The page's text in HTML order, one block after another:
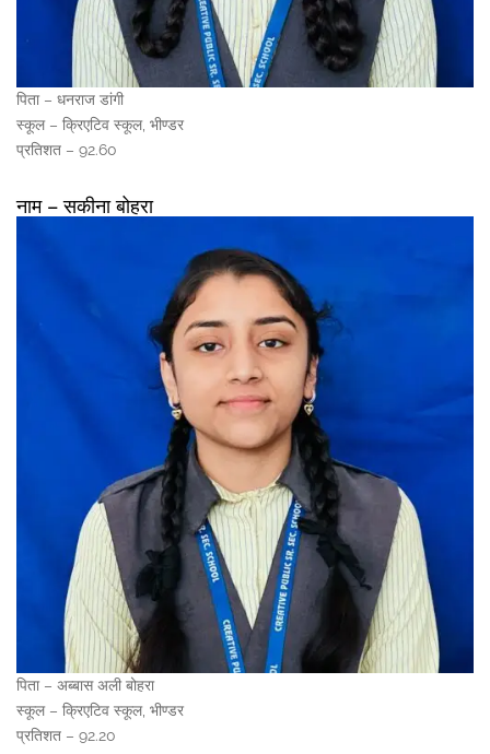
पिता – धनराज डांगी
स्कूल – क्रिएटिव स्कूल, भीण्डर
प्रतिशत – 92.60
नाम – सकीना बोहरा
पिता – अब्बास अली बोहरा
स्कूल – क्रिएटिव स्कूल, भीण्डर
प्रतिशत – 92.20